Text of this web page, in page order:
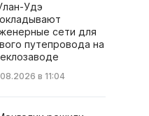
Удэ
сети для
путепровода на
в 11:04